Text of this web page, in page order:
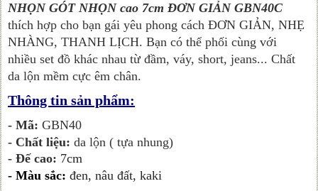
NHỌN GÓT NHỌN cao 7cm ĐƠN GIẢN GBN40C
thích hợp cho bạn gái yêu phong cách ĐƠN GIẢN, NHẸ
NHÀNG, THANH LỊCH. Bạn có thể phối cùng với
nhiều set đồ khác nhau từ đầm, váy, short, jeans... Chất
da lộn mềm cực êm chân.
Thông tin sản phẩm:
- Mã: GBN40
- Chất liệu:da lộn ( tựa nhung)
- Đế cao: 7cm
-Màu sắc: đen, nâu đất, kaki